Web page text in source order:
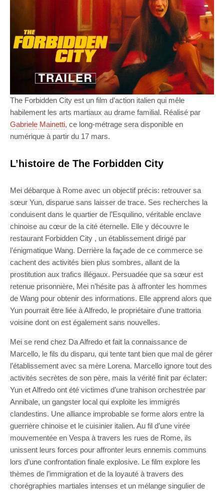
The Forbidden City est un film d’action italien qui mêle
habilement les arts martiaux au drame familial. Réalisé par
Gabriele Mainetti, ce long-métrage sera disponible en
numérique à partir du 17 mars.
L’histoire de The Forbidden City
Mei débarque à Rome avec un objectif précis: retrouver sa
sœur Yun, disparue sans laisser de trace. Ses recherches la
conduisent dans le quartier de l’Esquilino, véritable enclave
chinoise au cœur de la cité éternelle. Elle y découvre le
restaurant Forbidden City , un établissement dirigé par
l’énigmatique Wang. Derrière la façade de ce commerce se
cachent des activités bien plus sombres, allant de la
prostitution aux trafics illégaux. Persuadée que sa sœur est
retenue prisonnière, Mei n’hésite pas à affronter les hommes
de Wang pour obtenir des informations. Elle apprend alors que
Yun pourrait être liée à Alfredo, le propriétaire d’une trattoria
voisine dont on est également sans nouvelles.
Mei se rend chez Da Alfredo et fait la connaissance de
Marcello, le fils du disparu, qui tente tant bien que mal de gérer
l’établissement avec sa mère Lorena. Marcello ignore tout des
activités secrètes de son père, mais la vérité finit par éclater:
Yun et Alfredo ont été victimes d’une trahison orchestrée par
Annibale, un gangster local qui exploite les immigrés
clandestins. Une alliance improbable se forme alors entre la
guerrière chinoise et le cuisinier italien. Au fil d’une virée
mouvementée en Vespa à travers les rues de Rome, ils
unissent leurs forces pour affronter leurs ennemis communs
lors d’une confrontation finale explosive. Le film explore les
thèmes de l’immigration et de la loyauté à travers des
chorégraphies martiales intenses et un mélange singulier de